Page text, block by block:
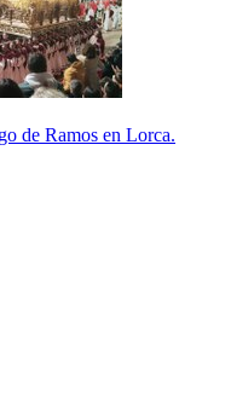
de Ramos en Lorca.